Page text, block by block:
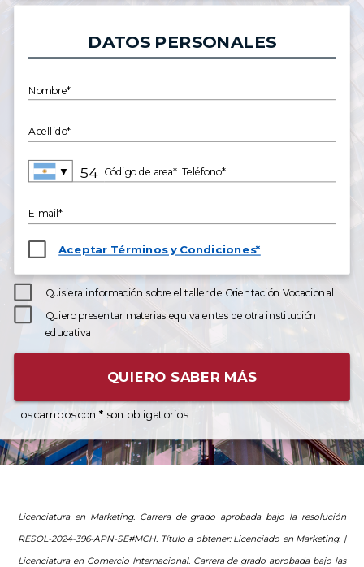
DATOS PERSONALES
Nombre*
Apellido*
▼ Código de area* Teléfono*
E-mail*
Aceptar Términos y Condiciones*
Quisiera información sobre el taller de Orientación Vocacional
Quiero presentar materias equivalentes de otra institución
educativa
QUIERO SABER MÁS
Los campos con * son obligatorios
Licenciatura en Marketing. Carrera de grado aprobada bajo la resolución
RESOL-2024-396-APN-SE#MCH. Título a obtener: Licenciado en Marketing. |
Licenciatura en Comercio Internacional. Carrera de grado aprobada bajo las